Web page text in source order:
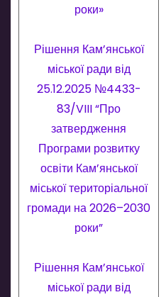
роки»
Рішення Кам’янської
міської ради від
25.12.2025 №4433-
83/VIII “Про
затвердження
Програми розвитку
освіти Кам’янської
міської територіальної
громади на 2026–2030
роки”
Рішення Кам’янської
міської ради від